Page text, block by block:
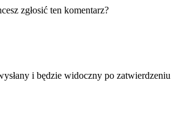
zgłosić ten komentarz?
i będzie widoczny po zatwierdzeniu